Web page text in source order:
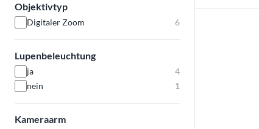
Objektivtyp
Digitaler Zoom 6
Lupenbeleuchtung
ja
4
nein
1
Kameraarm